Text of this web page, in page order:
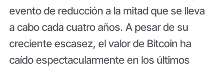
evento de reducción a la mitad que se lleva
a cabo cada cuatro años. A pesar de su
creciente escasez, el valor de Bitcoin ha
caído espectacularmente en los últimos